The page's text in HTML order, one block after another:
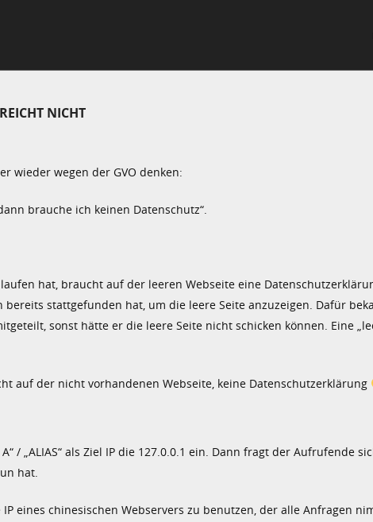
NICHT
wieder wegen der GVO denken:
brauche ich keinen Datenschutz“.
hat, braucht auf der leeren Webseite eine
stattgefunden hat, um die leere Seite anzuzeigen. Dafür
sonst hätte er die leere Seite nicht schicken können. Eine
auf der nicht vorhandenen Webseite, keine Datenschutzerklärung
/ „ALIAS“ als Ziel IP die 127.0.0.1 ein. Dann fragt der Aufrufende
hat.
eines chinesischen Webservers zu benutzen, der alle Anfragen